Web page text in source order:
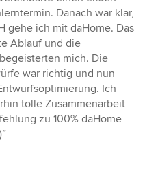
Danach war klar,
gehe ich mit daHome. Das
Ablauf und die
mich. Die
war richtig und nun
Ich
tolle Zusammenarbeit
zu 100% daHome